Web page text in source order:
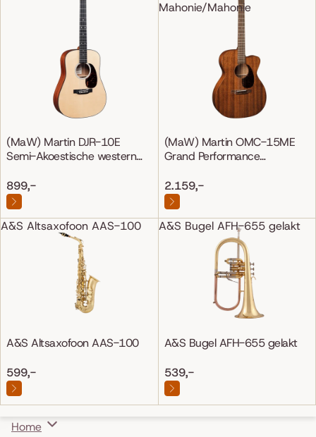
(MaW) Martin DJR-10E
Semi-Akoestische western
899,-
Mahonie/Mahonie
(MaW) Martin OMC-15ME
Grand Performance
2.159,-
A&S Altsaxofoon AAS-100
A&S Altsaxofoon AAS-100
599,-
A&S Bugel AFH-655 gelakt
A&S Bugel AFH-655 gelakt
539,-
Home